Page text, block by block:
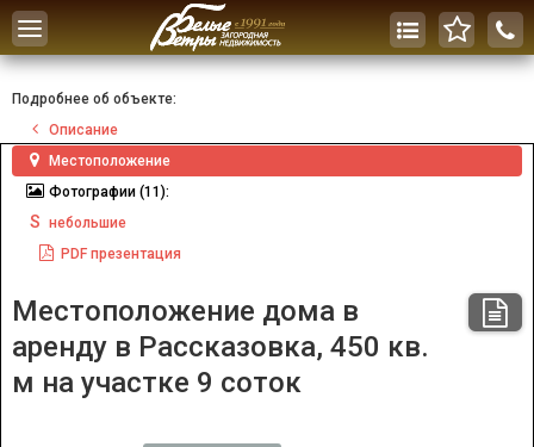
Toggle
navigation
Подробнее об объекте:
Описание
Местоположение
Фотографии (11):
S небольшие
PDF презентация
Местоположение дома в
аренду в Рассказовка, 450 кв.
м на участке 9 соток